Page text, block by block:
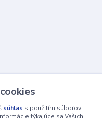
súhlas s použitím súborov
týkajúce sa Vašich